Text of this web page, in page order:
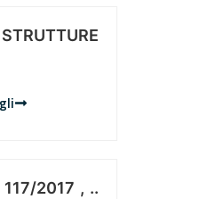
117/2017 , ..